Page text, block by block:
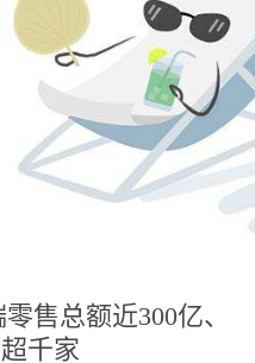
售总额近300亿、
千家